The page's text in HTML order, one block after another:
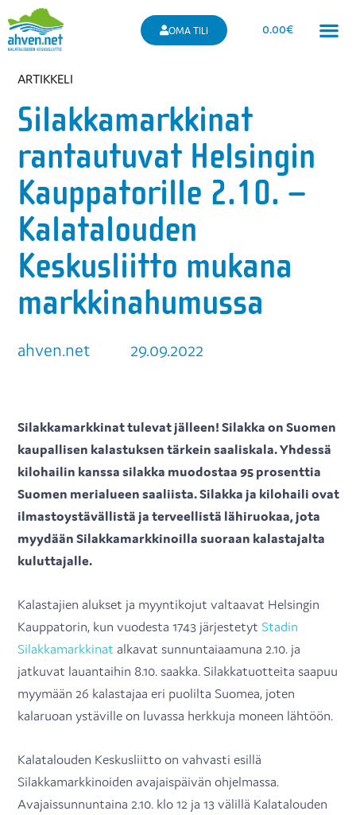
OMA TILI 0.00€
ARTIKKELI
Silakkamarkkinat
rantautuvat Helsingin
Kauppatorille 2.10. –
Kalatalouden
Keskusliitto mukana
markkinahumussa
ahven.net 29.09.2022
Silakkamarkkinat tulevat jälleen! Silakka on Suomen
kaupallisen kalastuksen tärkein saaliskala. Yhdessä
kilohailin kanssa silakka muodostaa 95 prosenttia
Suomen merialueen saaliista. Silakka ja kilohaili ovat
ilmastoystävällistä ja terveellistä lähiruokaa, jota
myydään Silakkamarkkinoilla suoraan kalastajalta
kuluttajalle.
Kalastajien alukset ja myyntikojut valtaavat Helsingin
Kauppatorin, kun vuodesta 1743 järjestetytStadin
Silakkamarkkinat alkavat sunnuntaiaamuna 2.10. ja
jatkuvat lauantaihin 8.10. saakka. Silakkatuotteita saapuu
myymään 26 kalastajaa eri puolilta Suomea, joten
kalaruoan ystäville on luvassa herkkuja moneen lähtöön.
Kalatalouden Keskusliitto on vahvasti esillä
Silakkamarkkinoiden avajaispäivän ohjelmassa.
Avajaissunnuntaina 2.10. klo 12 ja 13 välillä Kalatalouden